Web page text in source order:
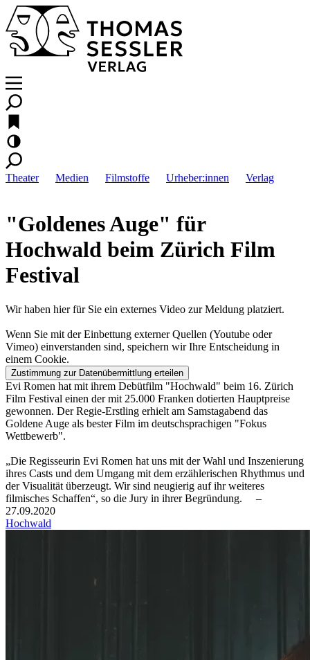
Theater Medien Filmstoffe Urheber:innen Verlag
"Goldenes Auge" für
Hochwald beim Zürich Film
Festival
Wir haben hier für Sie ein externes Video zur Meldung platziert.
Wenn Sie mit der Einbettung externer Quellen (Youtube oder
Vimeo) einverstanden sind, speichern wir Ihre Entscheidung in
einem Cookie.
Zustimmung zur Datenübermittlung erteilen
Evi Romen hat mit ihrem Debütfilm "Hochwald" beim 16. Zürich
Film Festival einen der mit 25.000 Franken dotierten Hauptpreise
gewonnen. Der Regie-Erstling erhielt am Samstagabend das
Goldene Auge als bester Film im deutschsprachigen "Fokus
Wettbewerb".
„Die Regisseurin Evi Romen hat uns mit der Wahl und Inszenierung
ihres Casts und dem Umgang mit dem erzählerischen Rhythmus und
der Visualität überzeugt. Wir sind neugierig auf ihr weiteres
filmisches Schaffen“, so die Jury in ihrer Begründung. –
27.09.2020
Hochwald